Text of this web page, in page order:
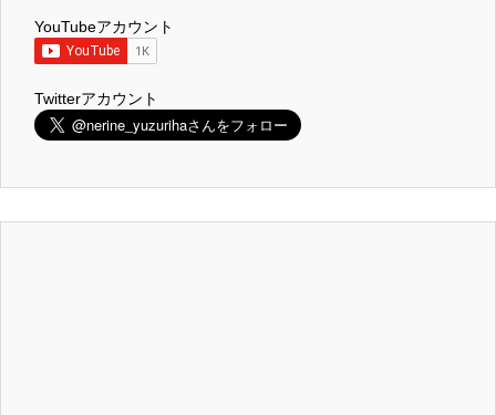
YouTubeアカウント
Twitterアカウント